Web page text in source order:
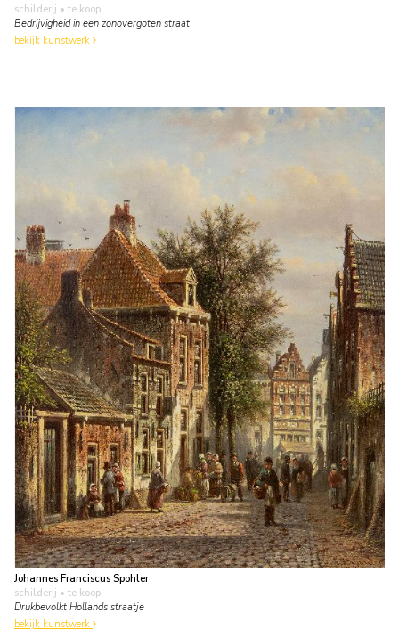
schilderij • te koop
Bedrijvigheid in een zonovergoten straat
bekijk kunstwerk
Johannes Franciscus Spohler
schilderij • te koop
Drukbevolkt Hollands straatje
bekijk kunstwerk